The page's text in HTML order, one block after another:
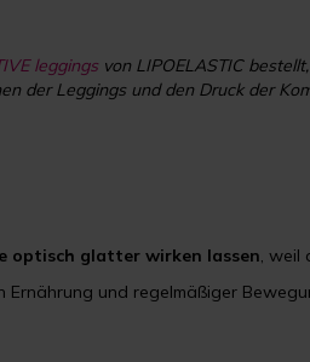
leggingsvon LIPOELASTIC
der Leggings und den Druck der
optisch glatter wirken lassen, weil
Ernährung und regelmäßiger